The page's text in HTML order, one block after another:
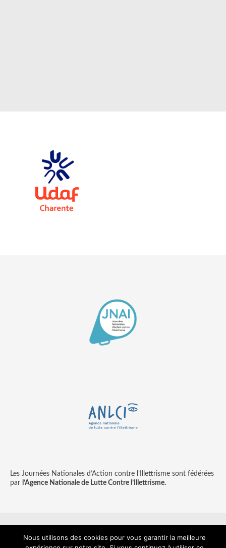
Les Journées Nationales d’Action contre l’Illettrisme sont fédérées
par l’Agence Nationale de Lutte Contre l’Illettrisme.
Contact
Mentions légales
Nous utilisons des cookies pour vous garantir la meilleure